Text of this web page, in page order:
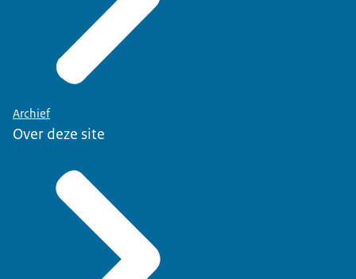
Archief
Over deze site